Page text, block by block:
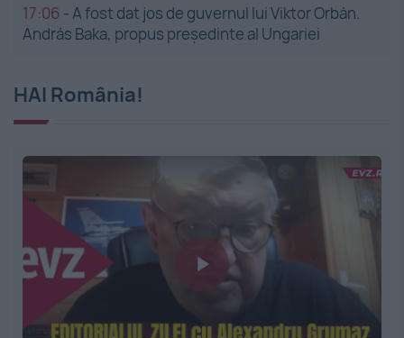
17:06 -A fost dat jos de guvernul lui Viktor Orbán.
András Baka, propus președinte al Ungariei
HAI România!